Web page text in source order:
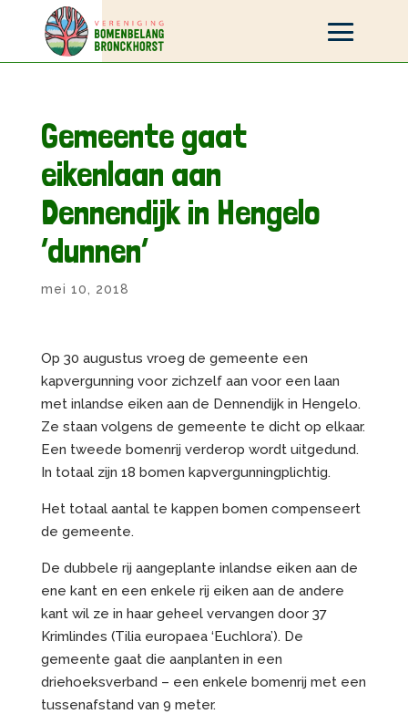
Gemeente gaat
eikenlaan aan
Dennendijk in Hengelo
‘dunnen’
mei 10, 2018
Op 30 augustus vroeg de gemeente een
kapvergunning voor zichzelf aan voor een laan
met inlandse eiken aan de Dennendijk in Hengelo.
Ze staan volgens de gemeente te dicht op elkaar.
Een tweede bomenrij verderop wordt uitgedund.
In totaal zijn 18 bomen kapvergunningplichtig.
Het totaal aantal te kappen bomen compenseert
de gemeente.
De dubbele rij aangeplante inlandse eiken aan de
ene kant en een enkele rij eiken aan de andere
kant wil ze in haar geheel vervangen door 37
Krimlindes (Tilia europaea ‘Euchlora’). De
gemeente gaat die aanplanten in een
driehoeksverband – een enkele bomenrij met een
tussenafstand van 9 meter.